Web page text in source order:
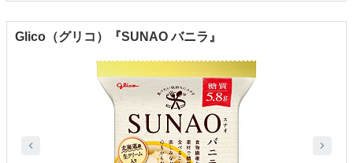
Glico（グリコ）『SUNAO バニラ』